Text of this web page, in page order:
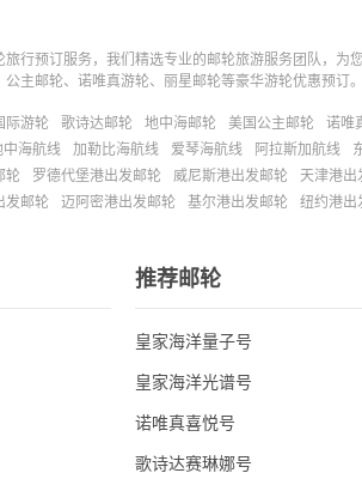
行预订服务，我们精选专业的邮轮旅游服务团队，
主邮轮、诺唯真游轮、丽星邮轮等豪华游轮优惠预订
际游轮 歌诗达邮轮 地中海邮轮 美国公主邮轮
诺唯
中海航线 加勒比海航线 爱琴海航线 阿拉斯加航线
轮 罗德代堡港出发邮轮 威尼斯港出发邮轮
天津港出
发邮轮
迈阿密港出发邮轮 基尔港出发邮轮 纽约港出
推荐邮轮
皇家海洋量子号
皇家海洋光谱号
诺唯真喜悦号
歌诗达赛琳娜号